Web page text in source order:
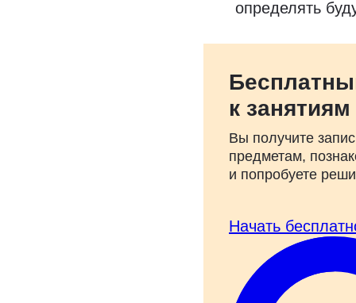
определять
к
Вы получите
предметам,
и попробуете
Начать